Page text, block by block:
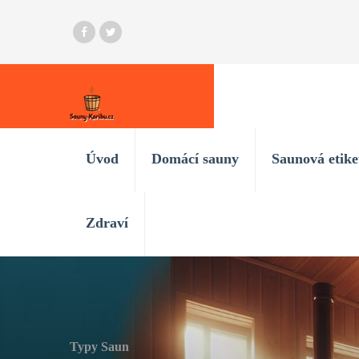
Úvod Domácí sauny Saunová
Zdraví
Typy Saun